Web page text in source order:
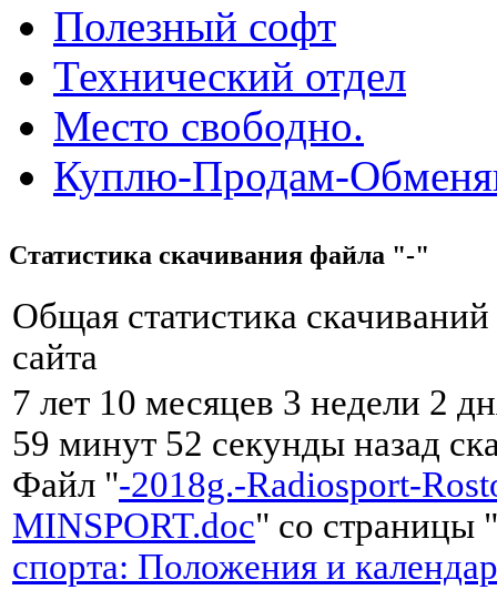
Полезный софт
Технический отдел
Место свободно.
Куплю-Продам-
Статистика скачивания файла "-"
Общая статистика
сайта
7 лет 10 месяцев 3 недели 2
59 минут 52 секунды назад
Файл "-2018g.-Radiosport-
MINSPORT.doc" со страницы "
спорта: Положения и